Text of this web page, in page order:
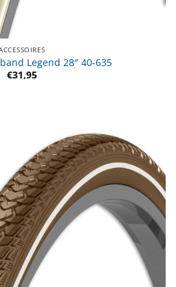
Legend 28″ 40-635
€31,95